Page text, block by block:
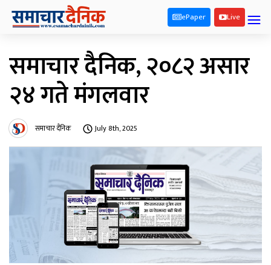
ePaper Live
समाचार दैनिक, २०८२ असार
२४ गते मंगलवार
समाचार दैनिक July 8th, 2025